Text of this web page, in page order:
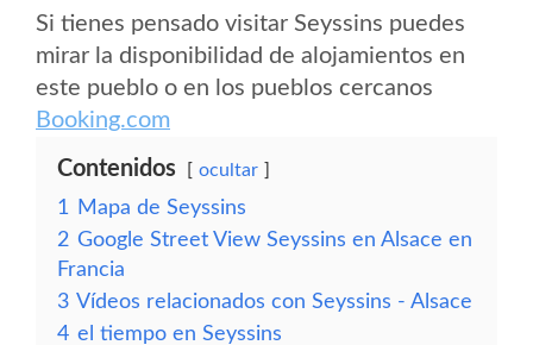
Si tienes pensado visitar Seyssins puedes
mirar la disponibilidad de alojamientos en
este pueblo o en los pueblos cercanos
Booking.com
Contenidos ocultar
1
Mapa de Seyssins
2 Google Street View Seyssins en Alsace en
Francia
3 Vídeos relacionados con Seyssins - Alsace
4 el tiempo en Seyssins